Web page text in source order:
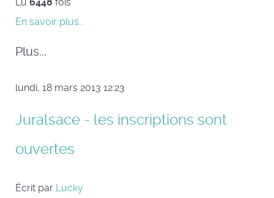
En savoir plus...
Plus...
lundi, 18 mars 2013 12:23
Juralsace - les inscriptions sont
ouvertes
Écrit par Lucky